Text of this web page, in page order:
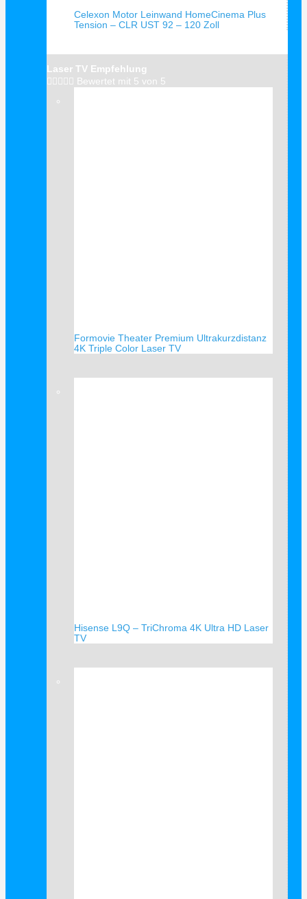
Celexon Motor Leinwand HomeCinema Plus
Tension – CLR UST 92 – 120 Zoll
Laser TV Empfehlung
     Bewertet mit 5 von 5
Formovie Theater Premium Ultrakurzdistanz
4K Triple Color Laser TV
Hisense L9Q – TriChroma 4K Ultra HD Laser
TV